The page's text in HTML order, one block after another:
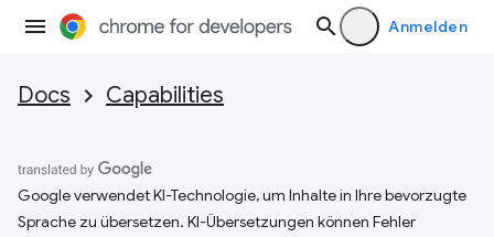
Anmelden
Docs Capabilities
Google verwendet KI-Technologie, um Inhalte in Ihre bevorzugte
Sprache zu übersetzen. KI-Übersetzungen können Fehler